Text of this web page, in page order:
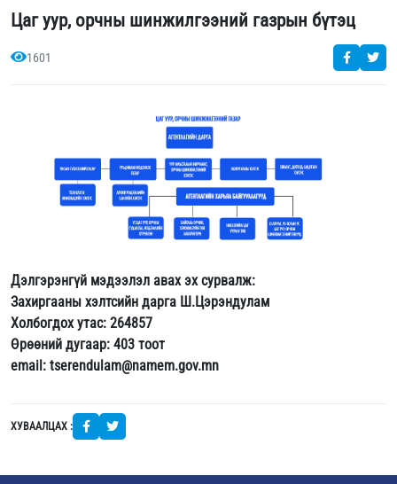
Цаг уур, орчны шинжилгээний газрын бүтэц
1601
Дэлгэрэнгүй мэдээлэл авах эх сурвалж:
Захиргааны хэлтсийн дарга Ш.Цэрэндулам
Холбогдох утас: 264857
Өрөөний дугаар: 403 тоот
email: tserendulam@namem.gov.mn
ХУВААЛЦАХ :